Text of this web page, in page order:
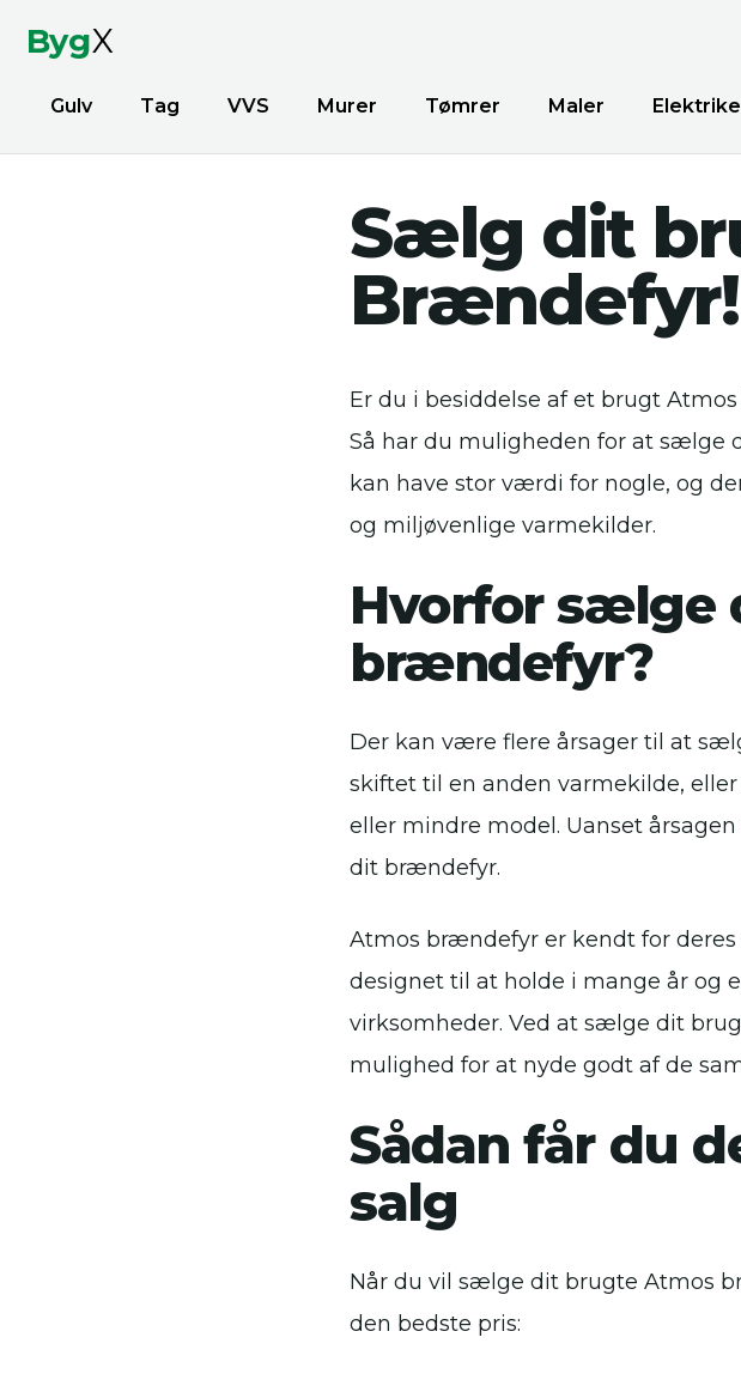
BygX
Gulv Tag VVS Murer Tømrer Maler
Sælg dit
Brændefyr!
Er du i besiddelse af et brugt
Så har du muligheden for at sælge
kan have stor værdi for nogle, og
og miljøvenlige varmekilder.
Hvorfor sælge
brændefyr?
Der kan være flere årsager til at
skiftet til en anden varmekilde,
eller mindre model. Uanset
dit brændefyr.
Atmos brændefyr er kendt for
designet til at holde i mange år og
virksomheder. Ved at sælge dit
mulighed for at nyde godt af de
Sådan får du
salg
Når du vil sælge dit brugte Atmos
den bedste pris: